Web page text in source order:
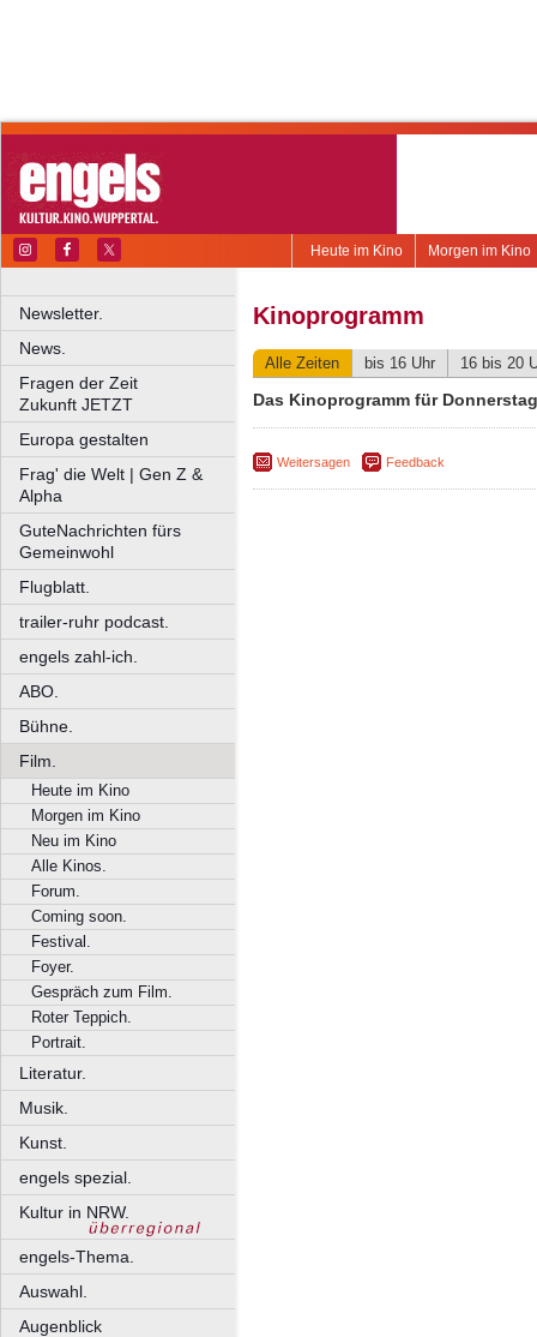
Morgen im Kino
Heute im Kino
Newsletter.
News.
Fragen der Zeit
Zukunft JETZT
Europa gestalten
Frag' die Welt | Gen Z &
Alpha
GuteNachrichten fürs
Gemeinwohl
Flugblatt.
trailer-ruhr podcast.
engels zahl-ich.
ABO.
Bühne.
Film.
Heute im Kino
Morgen im Kino
Neu im Kino
Alle Kinos.
Forum.
Coming soon.
Festival.
Foyer.
Gespräch zum Film.
Roter Teppich.
Portrait.
Literatur.
Musik.
Kunst.
engels spezial.
Kultur in NRW.
engels-Thema.
Auswahl.
Augenblick
Kinoprogramm
Alle Zeiten bis 16 Uhr 16 bis 20
Das Kinoprogramm für
Weitersagen Feedback